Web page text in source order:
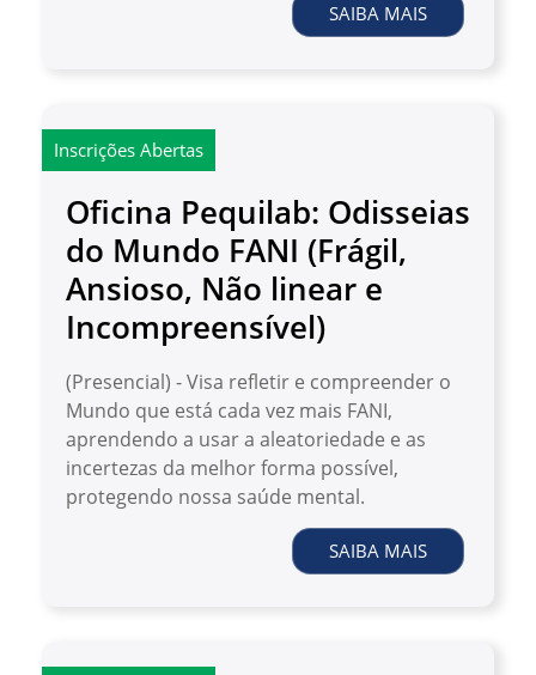
SAIBA MAIS
Oficina Pequilab: Odisseias
do Mundo FANI (Frágil,
Ansioso, Não linear e
Incompreensível)
Inscrições Abertas
(Presencial) - Visa refletir e compreender o
Mundo que está cada vez mais FANI,
aprendendo a usar a aleatoriedade e as
incertezas da melhor forma possível,
protegendo nossa saúde mental.
SAIBA MAIS